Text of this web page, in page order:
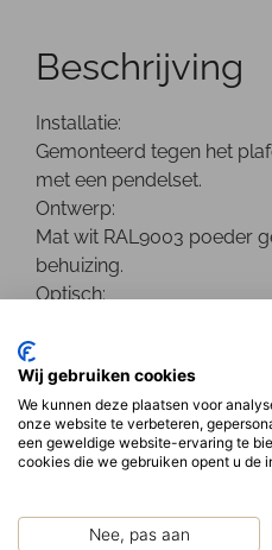
Wij gebruiken cookies
We kunnen deze plaatsen voor
onze website te verbeteren,
een geweldige website-ervaring te
cookies die we gebruiken opent u de
Nee, pas aan
Beschrijving
Installatie:
Gemonteerd tegen het
met een pendelset.
Ontwerp:
Mat wit RAL9003 poeder
behuizing.
Optisch:
Mat aluminium dubbel
verborgen veren.
LED Type: SMD